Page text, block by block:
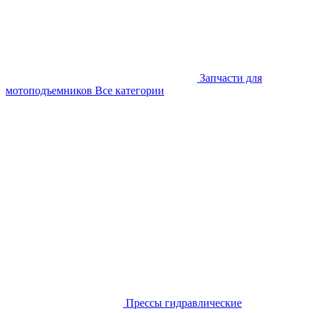
Запчасти для
мотоподъемников Все категории
Прессы гидравлические